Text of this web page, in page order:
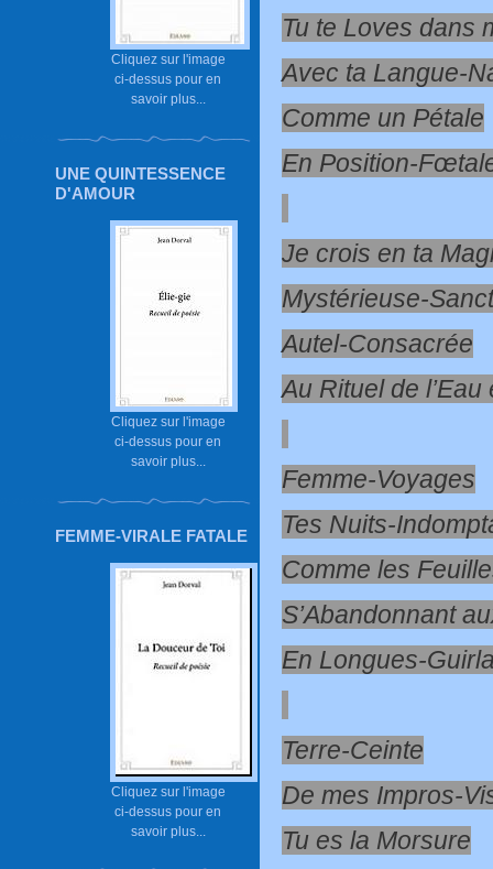
Cliquez sur l'image
ci-dessus pour en
savoir plus...
UNE QUINTESSENCE
D'AMOUR
Cliquez sur l'image
ci-dessus pour en
savoir plus...
FEMME-VIRALE FATALE
Cliquez sur l'image
ci-dessus pour en
savoir plus...
Tu te Loves dans
Avec ta Langue-
Comme un Pétale
En Position-
Je crois en ta
Mystérieuse-
Autel-Consacrée
Au Rituel de l’Eau
Femme-Voyages
Tes Nuits-
Comme les
S’Abandonnant
En Longues-
Terre-Ceinte
De mes Impros-
Tu es la Morsure